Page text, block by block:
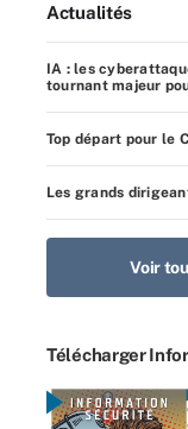
Actualités
IA : les
tournant majeur
Top départ pour le
Les grands
Voir
Télécharger